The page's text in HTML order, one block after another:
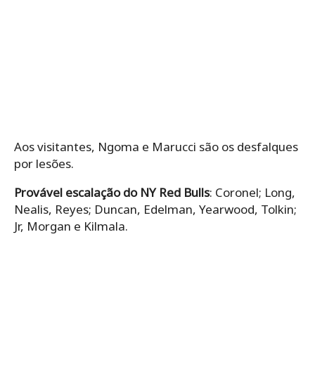
Aos visitantes, Ngoma e Marucci são os desfalques
por lesões.
Provável escalação do NY Red Bulls: Coronel; Long,
Nealis, Reyes; Duncan, Edelman, Yearwood, Tolkin;
Jr, Morgan e Kilmala.